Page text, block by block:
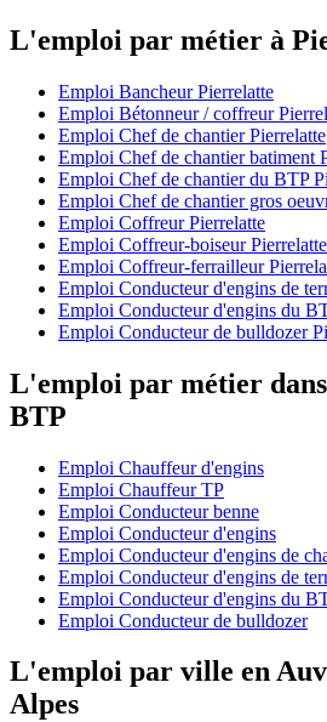
L'emploi par métier à
Emploi Bancheur Pierrelatte
Emploi Bétonneur / coffreur
Emploi Chef de chantier Pierrelatte
Emploi Chef de chantier batiment
Emploi Chef de chantier du BTP
Emploi Chef de chantier gros
Emploi Coffreur Pierrelatte
Emploi Coffreur-boiseur Pierrelatte
Emploi Coffreur-ferrailleur
Emploi Conducteur d'engins de
Emploi Conducteur d'engins du
Emploi Conducteur de bulldozer
L'emploi par métier
BTP
Emploi Chauffeur d'engins
Emploi Chauffeur TP
Emploi Conducteur benne
Emploi Conducteur d'engins
Emploi Conducteur d'engins de
Emploi Conducteur d'engins de
Emploi Conducteur d'engins du
Emploi Conducteur de bulldozer
L'emploi par ville en
Alpes